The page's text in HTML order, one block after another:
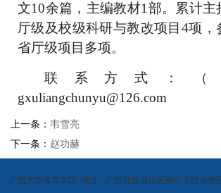
文10余篇，主编教材1部。累计主
厅级及校级科研与教改项目4项，
省厅级项目多项。
联系方式：（
gxuliangchunyu@126.com
上一条： 韦雪亮
下一条： 赵功赫
广西大学体育学院 地址：广西壮族自治区南宁市西乡塘